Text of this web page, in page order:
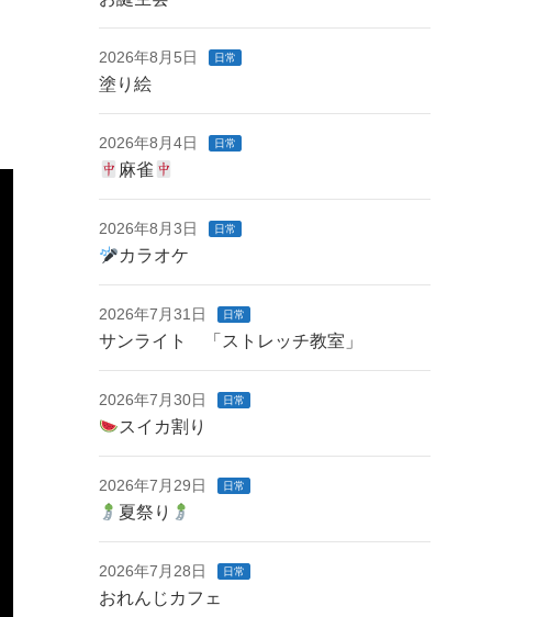
2026年8月5日 日常
塗り絵
2026年8月4日 日常
麻雀
2026年8月3日 日常
カラオケ
2026年7月31日 日常
サンライト 「ストレッチ教室」
2026年7月30日 日常
スイカ割り
2026年7月29日 日常
夏祭り
2026年7月28日 日常
おれんじカフェ